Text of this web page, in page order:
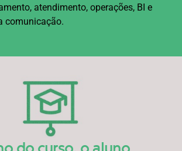
atendimento, operações, BI e
comunicação.